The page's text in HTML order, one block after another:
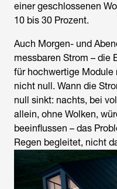
einer geschlossenen
10 bis 30 Prozent.
Auch Morgen- und
messbaren Strom – die
für hochwertige
nicht null. Wann die
null sinkt: nachts, bei
allein, ohne Wolken,
beeinflussen – das
Regen begleitet, nicht